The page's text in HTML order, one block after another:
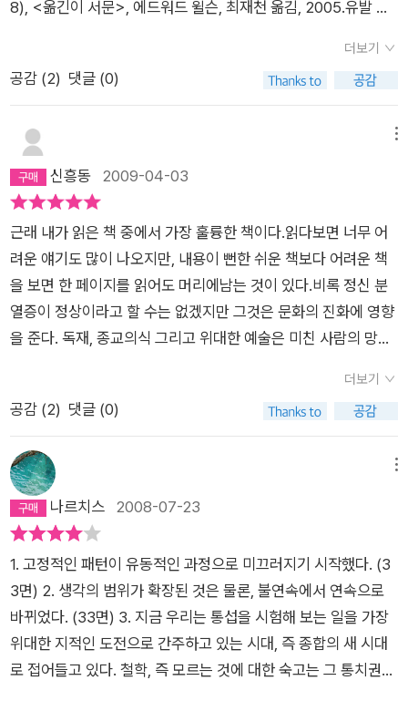
움이 되기도 하는) 통섭을 지향하면 이런 고민들이 없어질 날들
이 올지도 모르겠다. '우리아이가 달라졌어요' 나 범죄청소년이
나오는 프로그램을 통해 아이들이 부모들에게 어떻게 영향을 받
가 유전자에 의한 생물학적 유전과도 비슷함을 본다. 분명 사회적
이든, 자연적이든, 공통되는 큰 원리는 있고 이것이 통섭이라는
생각을 해본다. 그러나 다방면에 걸쳐서 윌슨이 생물학에 근거하
여 비판을 하고 있는 것들이, 상당부분 공감가는 부분도 있었지만
혼란을 일으켰다. 과학자들의 학문 태도를 제시하고, 가령 '시인
처럼 상상하고, 회계사처럼 실험하라'(정확한 표현은 기억안남)
는 것이나 과학자들의 지적 에너지가 부족하여 장인의 수준에서
벗어나지 못한다고 비판하는 점이나, 마지막 환경적 문제의 대처
까지도…전반에 걸쳐 작가의 방대한 지식에 놀라고, 공감할 수 있
개를 젖게 만드는 것이다. 세상의 모든 것을 설명 가능하다는 전
제로부터 시작하여 그것이 '생물학을 원리'로 과학적 경험에 의한
통섭을 말하고 있기 때문이다. 특히나 '예술과 그 해석' '윤리와 종
교'는 나의 종교성을 배재하려고 노력했음에도 불구하고, 도저히
받아들이기 어려웠다. 과학읜 분명 어떤 현상의 원인과 이유를 발
견하고 설명하는 수단임에는 틀림없다. 그러나 과학이 그것의 의
으로 설명하려는 것이 도가 넘었다고 생각한다. 아니면 내가 이해
를 못한것이겠지....나는 이 책을 읽고 다시 한번 정의를 내린다.-
통섭-한 생물학자가 자신의 모든 지식을 총 동원하여 ‘인간은 천
사가 될 수 있고 지상은 천국이 될 수 있으니, 그렇게 되려면 자신
처럼 지식을 쌓아 르네상스인이 되어야 하되 그의 지적 바탕은 생
8), <옮긴이 서문>, 에드워드 윌슨, 최재천 옮김, 2005.​​유발 하
두는 것이 아니라, 진화생물학과 기후생태학, 그리고 특히 하라리
에게는 '신'의 창조적 영역에 도전하는 미래적 인류의 과학기술
한 1차 '인지혁명'과 밀의 기생유전자에 속은 인류가 정착을 하
게 된 2차 '농업혁명', 그리고 현대의 3차 '과학혁명'을 통해 진화
해 온 '(호모) 사피엔스'는 '인공지능(AI)'으로 대표되는 미래 과학
생'의 길을 인간 스스로 열어갈 수 있게 될 것이라는 게 유발 하라
리의 '빅 히스토리'적 전망이다.우리의 지리학자 박정재 교수 또
한 인류의 기원으로부터 진행되어 온 진화사 일체를 기후생태
적 지리학의 관점에서 돌아보며, [총,균,쇠](1997)의 제러드 다
이아몬드와 [사피엔스](2011)의 유발 하라리가 이끄는 '빅 히스
토리'가 '인문학'이라기보다는 "인문학의 한 분과로서의 역사
학 외에도 천문학, 지질학, 기상학, 해상학, 생물학, 인류학, 고고
로 거시적인 관점에서 인류가 나아갈 방향을 알려준다"는 매혹적
인 이야기를 전한다.인류의 역사는 '역사학'만으로는 더 이상 설
명이 안 된다.21세기 초 과학과 인문학을 아우르는 '빅 히스토
리'의 열풍은 일정 정도는 20세기 말인 1997년 미국의 역사학자
이자 생리학자 제러드 다이아몬드(Jared Diamond : 1937~)
의 [총,균,쇠]로부터 기인한다. 그는 인류의 역사를 사회과학
적 '사회문화사' 또는 인문학적 '역사학'의 관점을 넘어 생태학
과 기후학, 지리학 등의 관점에서 방대하게 서술하기 시작했다.​생
물학, 기후학, 지리학 등의 '자연과학'이 사회학, 정치경제학 등
더보기
공감 (2) 댓글 (0)
신흥동 2009-04-03
근래 내가 읽은 책 중에서 가장 훌륭한 책이다.읽다보면 너무 어
려운 얘기도 많이 나오지만, 내용이 뻔한 쉬운 책보다 어려운 책
을 보면 한 페이지를 읽어도 머리에남는 것이 있다.비록 정신 분
열증이 정상이라고 할 수는 없겠지만 그것은 문화의 진화에 영향
을 준다. 독재, 종교의식 그리고 위대한 예술은 미친 사람의 망상
어디에서 왔으며 어디로 갈 것인가? 이런 주제에 대해 스스로 오
랫동안 무언가를 주장해온 신학은 오히려 문제를 망쳐 놓았다. 그
꼬여 있는 토론과 전문가적인 소심함 때문에 현대 문화의 의미를
파산시켰다. 그러므로 교양 과목의 미래는 당황함이나 두려움 없
이 인간 존재의 근본 물음들을 묻는 데 있다. 그런 물음들을 위에
직 수준에서 과학과 인문학의 연합을 꾀해야 한다. ( 464쪽 )
더보기
공감 (2) 댓글 (0)
나르치스 2008-07-23
1. 고정적인 패턴이 유동적인 과정으로 미끄러지기 시작했다. (3
3면) 2. 생각의 범위가 확장된 것은 물론, 불연속에서 연속으로
바뀌었다. (33면) 3. 지금 우리는 통섭을 시험해 보는 일을 가장
위대한 지적인 도전으로 간주하고 있는 시대, 즉 종합의 새 시대
로 접어들고 있다. 철학, 즉 모르는 것에 대한 숙고는 그 통치권이